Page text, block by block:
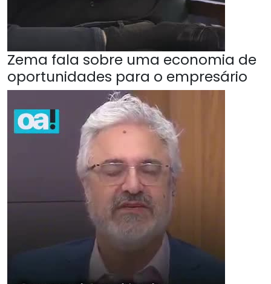
Zema fala sobre uma economia de
oportunidades para o empresário